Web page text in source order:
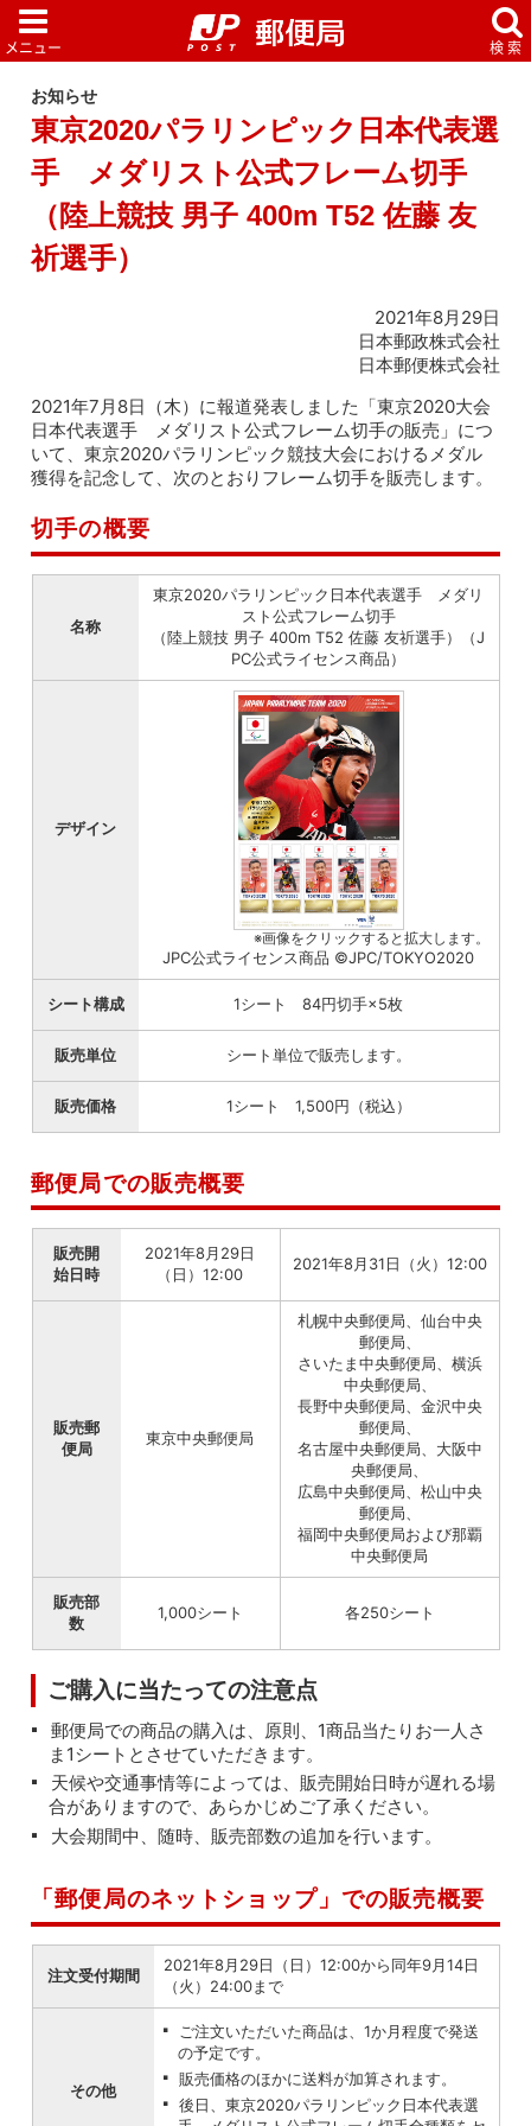
お知らせ
東京2020パラリンピック日本代表選
手 メダリスト公式フレーム切手
（陸上競技 男子 400m T52 佐藤 友
祈選手）
2021年8月29日
日本郵政株式会社
日本郵便株式会社
2021年7月8日（木）に報道発表しました「東京2020大会
日本代表選手 メダリスト公式フレーム切手の販売」につ
いて、東京2020パラリンピック競技大会におけるメダル
獲得を記念して、次のとおりフレーム切手を販売します。
切手の概要
名称
東京2020パラリンピック日本代表選手 メダリ
スト公式フレーム切手
（陸上競技 男子 400m T52 佐藤 友祈選手）（J
PC公式ライセンス商品）
デザイン
※画像をクリックすると拡大します。
JPC公式ライセンス商品 ©JPC/TOKYO2020
シート構成 1シート 84円切手×5枚
販売単位 シート単位で販売します。
販売価格 1シート 1,500円（税込）
郵便局での販売概要
販売開
始日時
2021年8月29日
（日）12:00
2021年8月31日（火）12:00
販売郵
便局
東京中央郵便局
札幌中央郵便局、仙台中央
郵便局、
さいたま中央郵便局、横浜
中央郵便局、
長野中央郵便局、金沢中央
郵便局、
名古屋中央郵便局、大阪中
央郵便局、
広島中央郵便局、松山中央
郵便局、
福岡中央郵便局および那覇
中央郵便局
販売部
数
1,000シート 各250シート
ご購入に当たっての注意点
郵便局での商品の購入は、原則、1商品当たりお一人さ
ま1シートとさせていただきます。
天候や交通事情等によっては、販売開始日時が遅れる場
合がありますので、あらかじめご了承ください。
大会期間中、随時、販売部数の追加を行います。
「郵便局のネットショップ」での販売概要
注文受付期間
2021年8月29日（日）12:00から同年9月14日
（火）24:00まで
その他
ご注文いただいた商品は、1か月程度で発送
の予定です。
販売価格のほかに送料が加算されます。
後日、東京2020パラリンピック日本代表選